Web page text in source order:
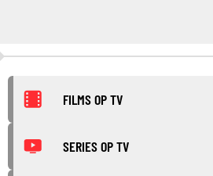
FILMS OP TV
SERIES OP TV